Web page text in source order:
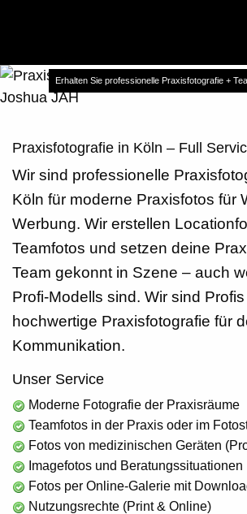
Erhalten Sie professionelle Praxisfotografie +
Praxisfotografie in Köln – Full
Wir sind professionelle
Köln für moderne Praxisfotos für
Werbung. Wir erstellen
Teamfotos und setzen deine
Team gekonnt in Szene – auch
Profi-Modells sind. Wir sind
hochwertige Praxisfotografie für
Kommunikation.
Unser Service
Moderne Fotografie der Praxisräume
Teamfotos in der Praxis oder im
Fotos von medizinischen Geräten
Imagefotos und Beratungssituationen
Fotos per Online-Galerie mit
Nutzungsrechte (Print & Online)